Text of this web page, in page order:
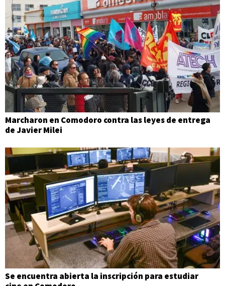
Marcharon en Comodoro contra las leyes de entrega
de Javier Milei
Se encuentra abierta la inscripción para estudiar